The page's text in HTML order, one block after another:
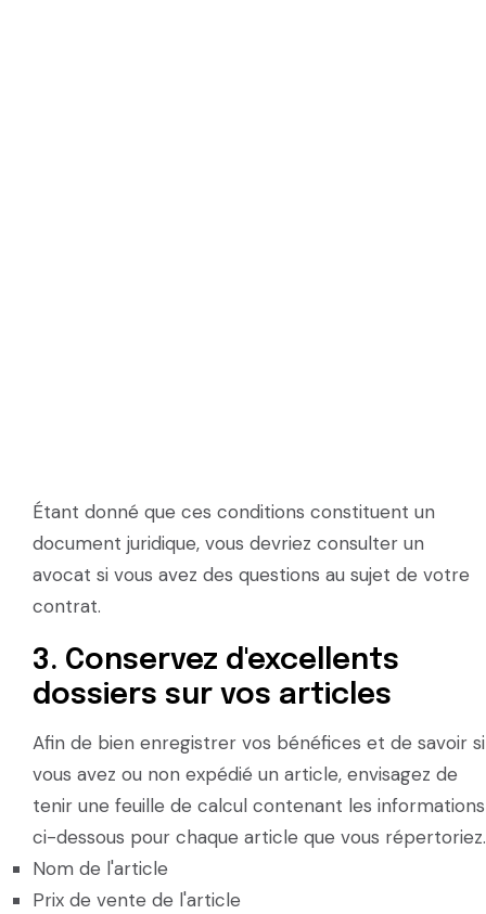
Étant donné que ces conditions constituent un
document juridique, vous devriez consulter un
avocat si vous avez des questions au sujet de votre
contrat.
3. Conservez d'excellents
dossiers sur vos articles
Afin de bien enregistrer vos bénéfices et de savoir si
vous avez ou non expédié un article, envisagez de
tenir une feuille de calcul contenant les informations
ci-dessous pour chaque article que vous répertoriez.
Nom de l'article
Prix de vente de l'article